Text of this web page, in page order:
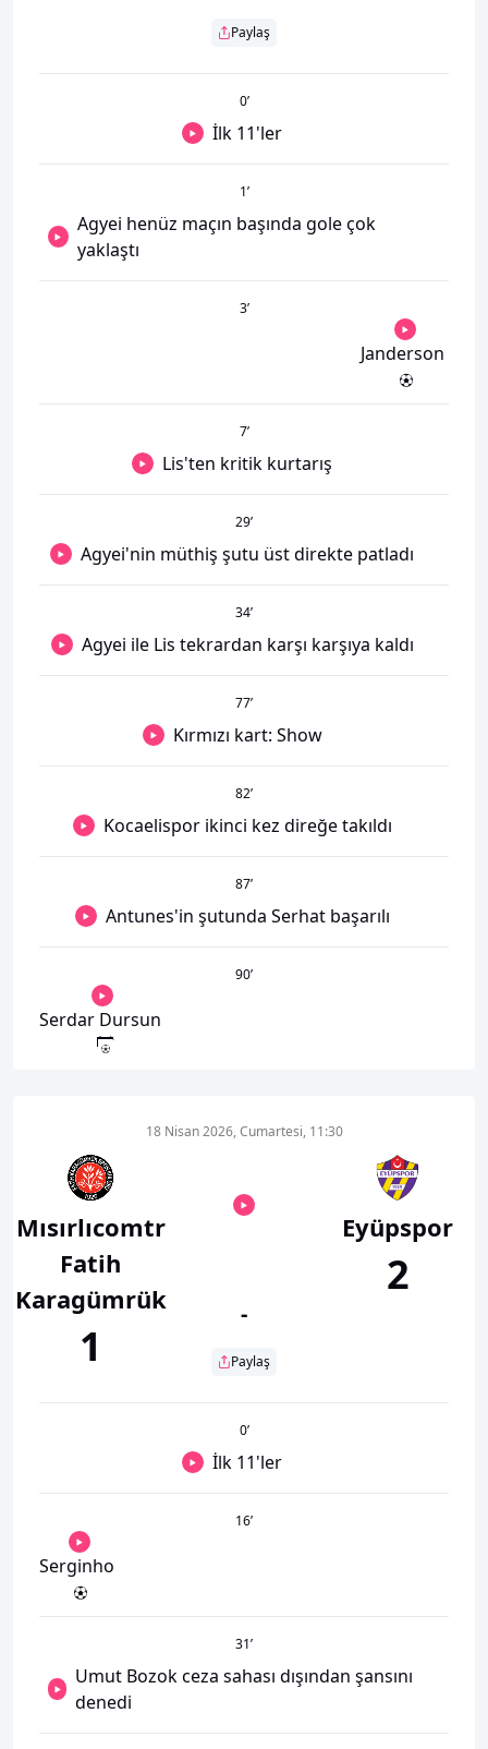
Paylaş
0’
İlk 11'ler
1’
Agyei henüz maçın başında gole çok
yaklaştı
3’
Janderson
7’
Lis'ten kritik kurtarış
29’
Agyei'nin müthiş şutu üst direkte patladı
34’
Agyei ile Lis tekrardan karşı karşıya kaldı
77’
Kırmızı kart: Show
82’
Kocaelispor ikinci kez direğe takıldı
87’
Antunes'in şutunda Serhat başarılı
90’
Serdar Dursun
Mısırlıcomtr
Fatih
Karagümrük
1
18 Nisan 2026, Cumartesi, 11:30
-
Paylaş
Eyüpspor
2
0’
İlk 11'ler
16’
Serginho
31’
Umut Bozok ceza sahası dışından şansını
denedi